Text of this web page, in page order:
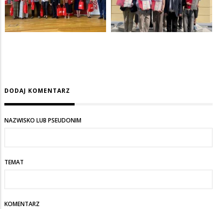
DODAJ KOMENTARZ
NAZWISKO LUB PSEUDONIM
TEMAT
KOMENTARZ